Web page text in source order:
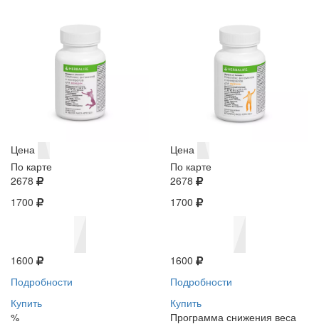
Цена
По карте
2678
1700
1600
Подробности
Купить
%
Цена
По карте
2678
1700
1600
Подробности
Купить
Программа снижения веса